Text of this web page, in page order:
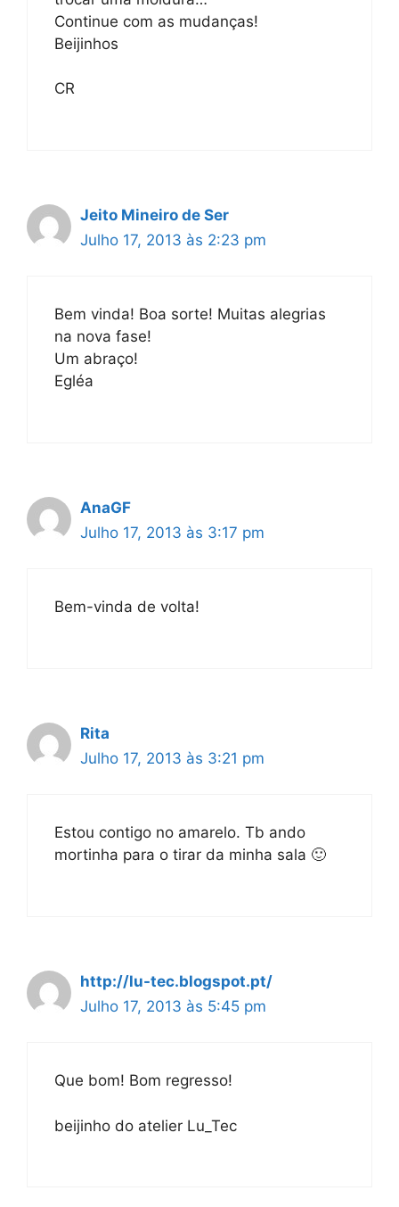
Continue com as mudanças!
Beijinhos
CR
Jeito Mineiro de Ser
Julho 17, 2013 às 2:23 pm
Bem vinda! Boa sorte! Muitas alegrias
na nova fase!
Um abraço!
Egléa
AnaGF
Julho 17, 2013 às 3:17 pm
Bem-vinda de volta!
Rita
Julho 17, 2013 às 3:21 pm
Estou contigo no amarelo. Tb ando
mortinha para o tirar da minha sala 🙂
http://lu-tec.blogspot.pt/
Julho 17, 2013 às 5:45 pm
Que bom! Bom regresso!
beijinho do atelier Lu_Tec